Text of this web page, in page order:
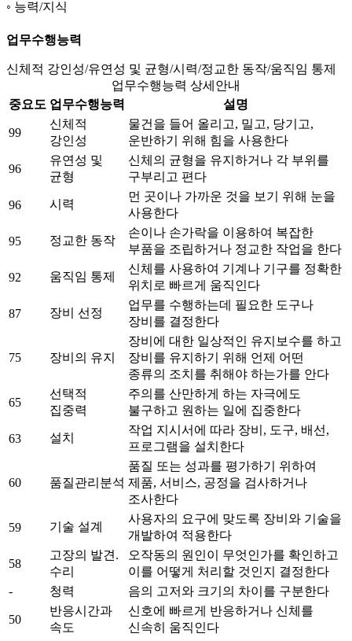
능력/지식
업무수행능력
신체적 강인성/유연성 및 균형/시력/정교한 동작/움직임 통제
업무수행능력 상세안내
중요도 업무수행능력 설명
99
신체적
강인성
물건을 들어 올리고, 밀고, 당기고,
운반하기 위해 힘을 사용한다
96
유연성 및
균형
신체의 균형을 유지하거나 각 부위를
구부리고 편다
96 시력
먼 곳이나 가까운 것을 보기 위해 눈을
사용한다
95 정교한 동작
손이나 손가락을 이용하여 복잡한
부품을 조립하거나 정교한 작업을 한다
92 움직임 통제
신체를 사용하여 기계나 기구를 정확한
위치로 빠르게 움직인다
87 장비 선정
업무를 수행하는데 필요한 도구나
장비를 결정한다
75 장비의 유지
장비에 대한 일상적인 유지보수를 하고
장비를 유지하기 위해 언제 어떤
종류의 조치를 취해야 하는가를 안다
65
선택적
집중력
주의를 산만하게 하는 자극에도
불구하고 원하는 일에 집중한다
63 설치
작업 지시서에 따라 장비, 도구, 배선,
프로그램을 설치한다
60 품질관리분석
품질 또는 성과를 평가하기 위하여
제품, 서비스, 공정을 검사하거나
조사한다
59 기술 설계
사용자의 요구에 맞도록 장비와 기술을
개발하여 적용한다
58
고장의 발견.
수리
오작동의 원인이 무엇인가를 확인하고
이를 어떻게 처리할 것인지 결정한다
-
청력 음의 고저와 크기의 차이를 구분한다
50
반응시간과
속도
신호에 빠르게 반응하거나 신체를
신속히 움직인다